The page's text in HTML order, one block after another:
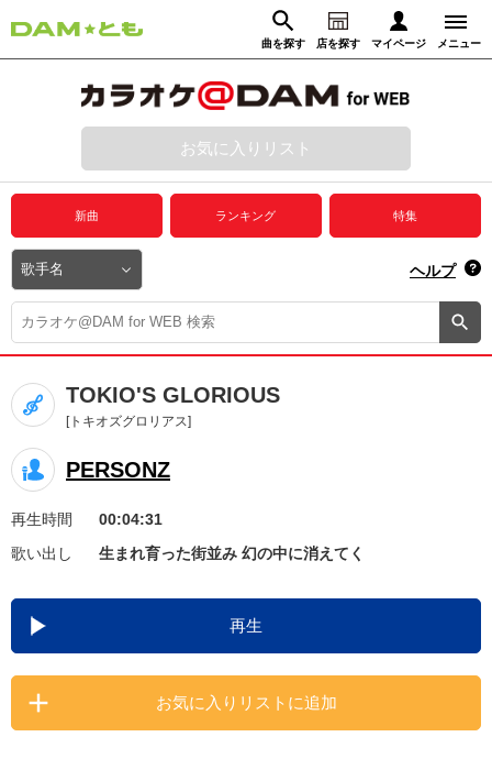
曲を探す 店を探す マイページ メニュー
動画からさがす 録音からさがす
ログイン
プレミアムサービス
DAM★とも動画
DAM★とも録音
カラオケ＠DAM
ユーザー検索
キャンペーン
お知らせ よくあるご質問
DAMの新曲・ランキングなど
カラオケ最新情報をチェック！
お気に入りリスト
新曲 ランキング 特集
ヘルプ
TOKIO'S GLORIOUS
[トキオズグロリアス]
PERSONZ
再生時間
00:04:31
歌い出し
生まれ育った街並み 幻の中に消えてく
再生
お気に入りリストに追加